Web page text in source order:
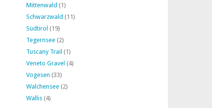
Mittenwald (1)
Schwarzwald (11)
Südtirol (19)
Tegernsee (2)
Tuscany Trail (1)
Veneto Gravel (4)
Vogesen (33)
Walchensee (2)
Wallis (4)